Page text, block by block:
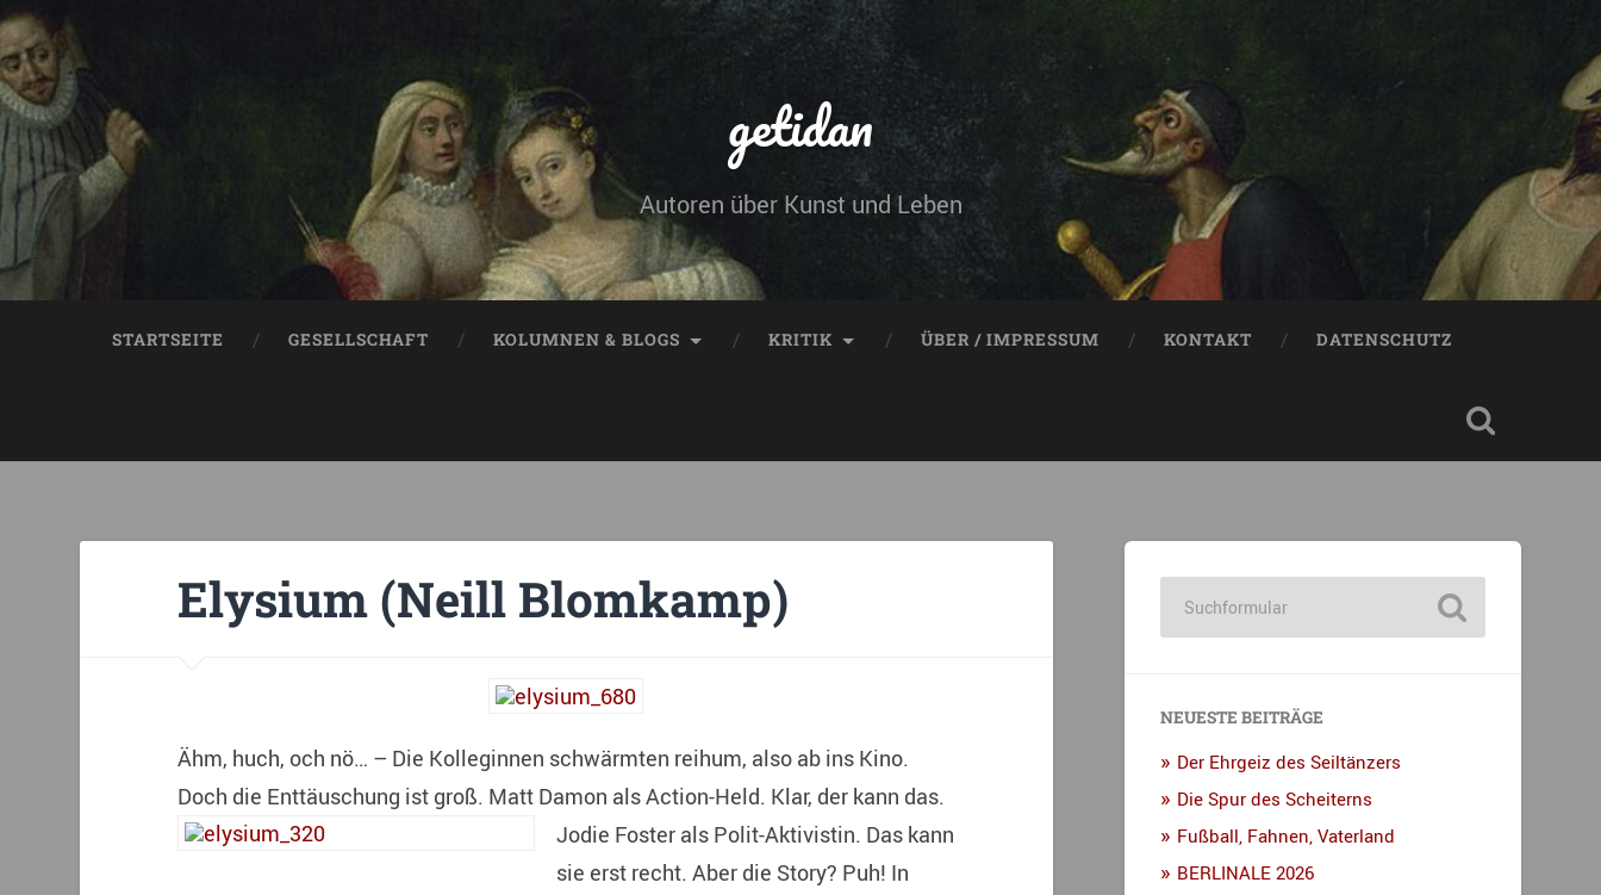
getidan
Autoren über Kunst und Leben
STARTSEITE GESELLSCHAFT KOLUMNEN & BLOGS KRITIK ÜBER / IMPRESSUM KONTAKT DATENSCHUTZ
Elysium (Neill Blomkamp)
Ähm, huch, och nö… – Die Kolleginnen schwärmten reihum, also ab ins Kino.
Doch die Enttäuschung ist groß. Matt Damon als Action-Held. Klar, der kann das.
Jodie Foster als Polit-Aktivistin. Das kann
sie erst recht. Aber die Story? Puh! In
NEUESTE BEITRÄGE
Der Ehrgeiz des Seiltänzers
Die Spur des Scheiterns
Fußball, Fahnen, Vaterland
BERLINALE 2026